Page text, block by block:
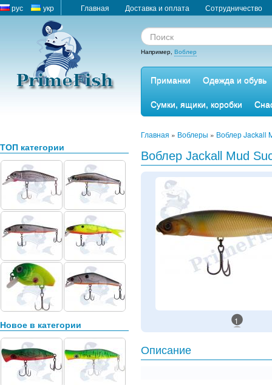
рус укр Главная Доставка и оплата Сотрудничество
Например, Воблер
Приманки
Одежда и обувь
Сумки, ящики, коробки
ТОП категории
Новое в категории
Главная » Воблеры » Воблер Jackall
Воблер Jackall Mud
1
Описание